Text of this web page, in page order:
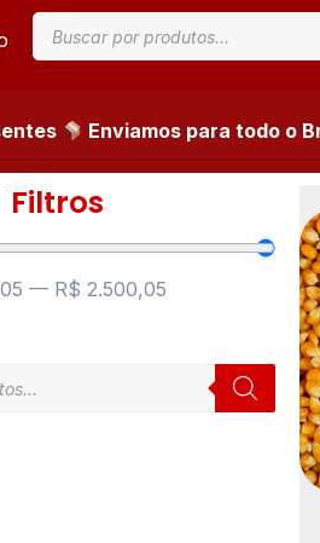
Enviamos para todo o
Filtros
— R$ 2.500,05